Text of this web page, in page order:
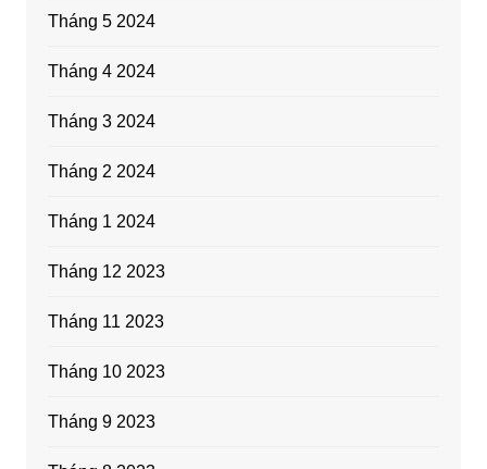
Tháng 5 2024
Tháng 4 2024
Tháng 3 2024
Tháng 2 2024
Tháng 1 2024
Tháng 12 2023
Tháng 11 2023
Tháng 10 2023
Tháng 9 2023